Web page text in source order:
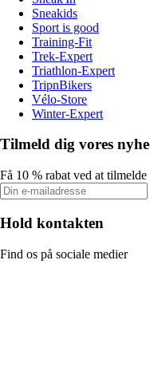
Sneakids
Sport is good
Training-Fit
Trek-Expert
Triathlon-Expert
TripnBikers
Vélo-Store
Winter-Expert
Tilmeld dig vores
Få 10 % rabat ved at
Hold kontakten
Find os på sociale medier